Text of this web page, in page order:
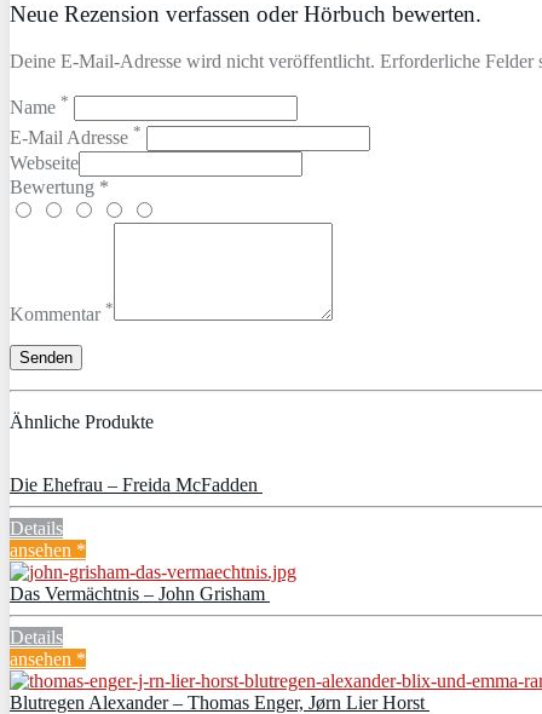
Neue Rezension verfassen oder Hörbuch bewerten.
Deine E-Mail-Adresse wird nicht veröffentlicht. Erforderliche Felder
Name *
E-Mail Adresse *
Webseite
Bewertung *
Kommentar *
Ähnliche Produkte
Die Ehefrau – Freida McFadden
Details
ansehen *
Das Vermächtnis – John Grisham
Details
ansehen *
Blutregen Alexander – Thomas Enger, Jørn Lier Horst